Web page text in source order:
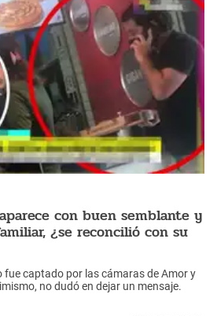
con buen semblante y
¿se reconcilió con su
captado por las cámaras de Amor y
no dudó en dejar un mensaje.